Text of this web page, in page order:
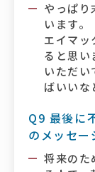
やっぱり
います。
エイマッ
ると思い
いただい
ばいいな
Q9 最後に
のメッセー
将来のた